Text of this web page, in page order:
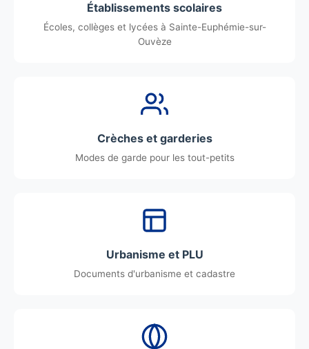
Établissements scolaires
Écoles, collèges et lycées à Sainte-Euphémie-sur-
Ouvèze
Crèches et garderies
Modes de garde pour les tout-petits
Urbanisme et PLU
Documents d'urbanisme et cadastre